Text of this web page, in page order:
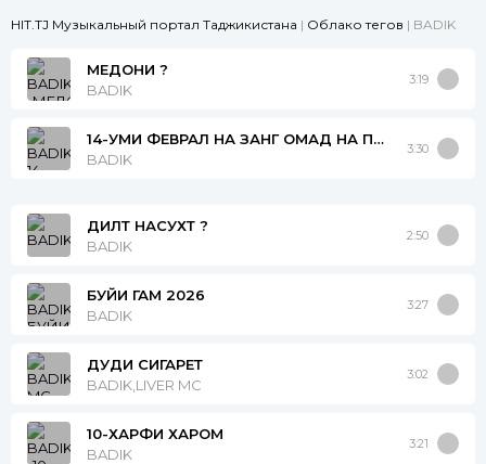
HIT.TJ Музыкальный портал Таджикистана | Облако тегов | BADIK
МЕДОНИ ?
BADIK
3:19
14-УМИ ФЕВРАЛ НА ЗАНГ ОМАД НА ПАЁМЕ
BADIK
3:30
ДИЛТ НАСУХТ ?
BADIK
2:50
БУЙИ ГАМ 2026
BADIK
3:27
ДУДИ СИГАРЕТ
BADIK,LIVER MC
3:02
10-ХАРФИ ХАРОМ
BADIK
3:21